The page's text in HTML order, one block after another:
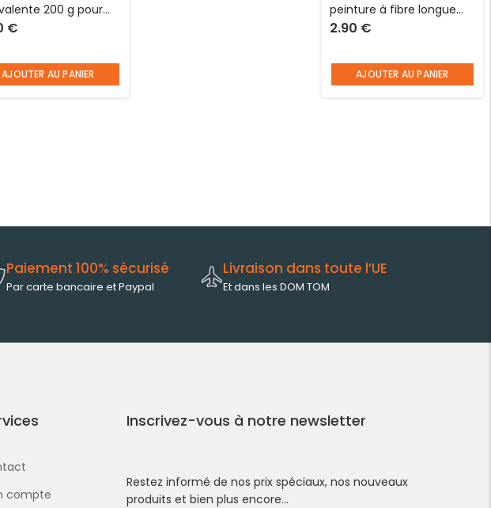
200 g pour
peint et vinyl léger
€
AJOUTER AU PANIER
peinture à fibre longue
blanche tous usages L 19
2.90 €
AJOUTER AU PANIER
Paiement 100% sécurisé
Par carte bancaire et Paypal
Livraison dans toute l’UE
Et dans les DOM TOM
compte
Inscrivez-vous à notre newsletter
Restez informé de nos prix spéciaux, nos nouveaux
produits et bien plus encore…